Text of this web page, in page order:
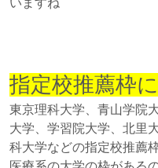
指定校推薦枠
東京理科大学、青山学院
大学、学習院大学、北里
科大学などの指定校推薦